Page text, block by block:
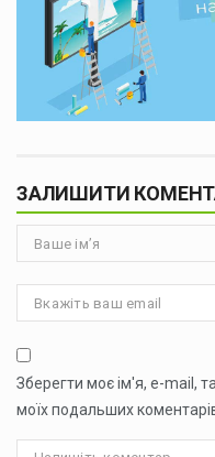
ЗАЛИШИТИ
Зберегти моє ім'я, e-mail,
моїх подальших